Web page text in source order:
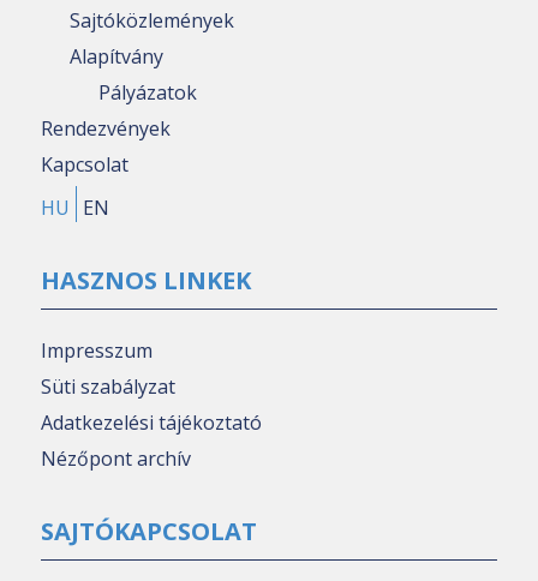
Sajtóközlemények
Alapítvány
Pályázatok
Rendezvények
Kapcsolat
HU
EN
HASZNOS LINKEK
Impresszum
Süti szabályzat
Adatkezelési tájékoztató
Nézőpont archív
SAJTÓKAPCSOLAT